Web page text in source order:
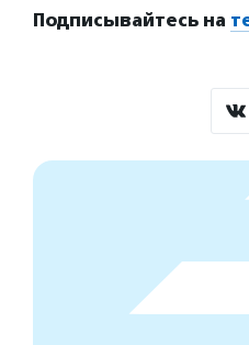
Подписывайтесь на